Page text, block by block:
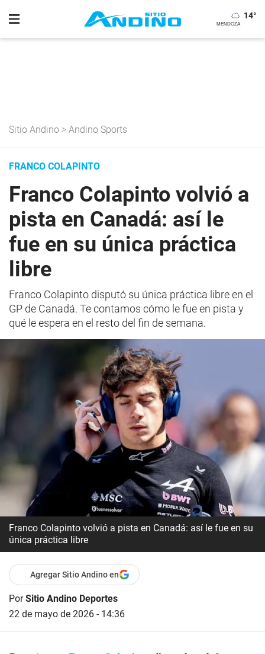
14°
Sitio Andino > Andino Sports
FRANCO COLAPINTO
Franco Colapinto volvió a
pista en Canadá: así le
fue en su única práctica
libre
Franco Colapinto disputó su única práctica libre en el
GP de Canadá. Te contamos cómo le fue en pista y
qué le espera en el resto del fin de semana.
Franco Colapinto volvió a pista en Canadá: así le fue en su
única práctica libre
Agregar Sitio Andino en
PorSitio Andino Deportes
22 de mayo de 2026 - 14:36